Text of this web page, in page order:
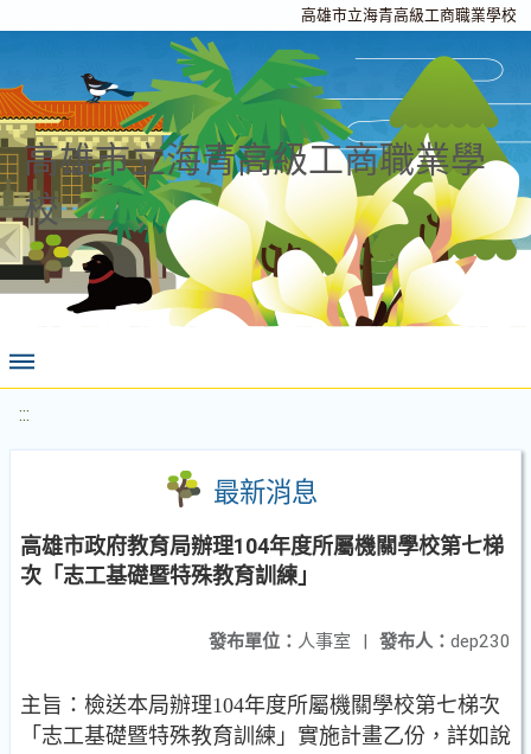
高雄市立海青高級工商職業學校
高雄市立海青高級工商職業學
校
:::
最新消息
高雄市政府教育局辦理104年度所屬機關學校第七梯
次「志工基礎暨特殊教育訓練」
發布人： dep230
發布單位： 人事室 |
主旨：檢送本局辦理104年度所屬機關學校第七梯次
「志工基礎暨特殊教育訓練」實施計畫乙份，詳如說